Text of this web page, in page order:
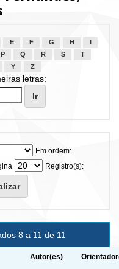
E F G H
P Q R S
T
Y Z
letras:
Em ordem:
Registro(s):
8 a 11 de 11
Autor(es)